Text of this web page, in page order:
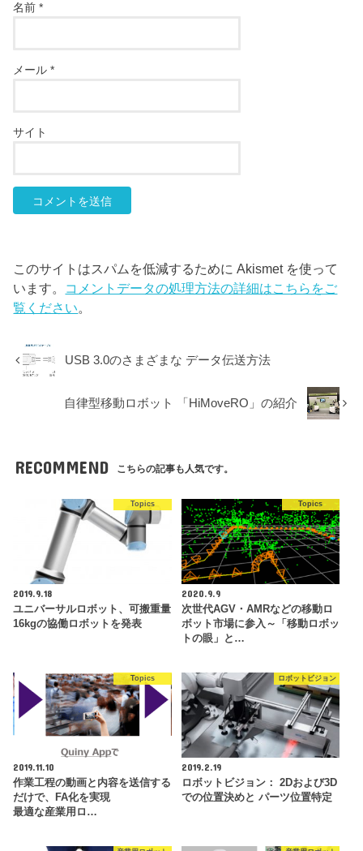
名前*
メール*
サイト
このサイトはスパムを低減するために Akismet を使って
います。 コメントデータの処理方法の詳細はこちらをご
覧ください。
USB 3.0のさまざまな データ伝送方法
自律型移動ロボット 「HiMoveRO」の紹介
RECOMMEND こちらの記事も人気です。
Topics
2019.9.18
ユニバーサルロボット、可搬重量
16kgの協働ロボットを発表
Topics
2020.9.9
次世代AGV・AMRなどの移動ロ
ボット市場に参入～「移動ロボッ
トの眼」と…
Topics
2019.11.10
作業工程の動画と内容を送信する
だけで、FA化を実現
最適な産業用ロ…
ロボットビジョン
2019.2.19
ロボットビジョン： 2Dおよび3D
での位置決めと パーツ位置特定